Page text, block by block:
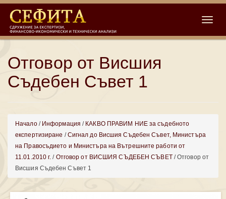
Отговор от Висшия
Съдебен Съвет 1
Начало/ Информация / КАКВО ПРАВИМ НИЕ за съдебното
експертизиране /Сигнал до Висшия Съдебен Съвет, Министъра
на Правосъдието и Министъра на Вътрешните работи от
11.01.2010 г. / Отговор от ВИСШИЯ СЪДЕБЕН СЪВЕТ/ Отговор от
Висшия Съдебен Съвет 1